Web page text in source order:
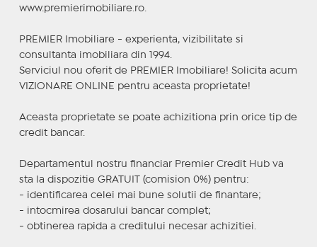
www.premierimobiliare.ro.
PREMIER Imobiliare - experienta, vizibilitate si
consultanta imobiliara din 1994.
Serviciul nou oferit de PREMIER Imobiliare! Solicita acum
VIZIONARE ONLINE pentru aceasta proprietate!
Aceasta proprietate se poate achizitiona prin orice tip de
credit bancar.
Departamentul nostru financiar Premier Credit Hub va
sta la dispozitie GRATUIT (comision 0%) pentru:
- identificarea celei mai bune solutii de finantare;
- intocmirea dosarului bancar complet;
- obtinerea rapida a creditului necesar achizitiei.